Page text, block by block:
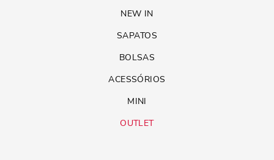
NEW IN
SAPATOS
BOLSAS
ACESSÓRIOS
MINI
OUTLET